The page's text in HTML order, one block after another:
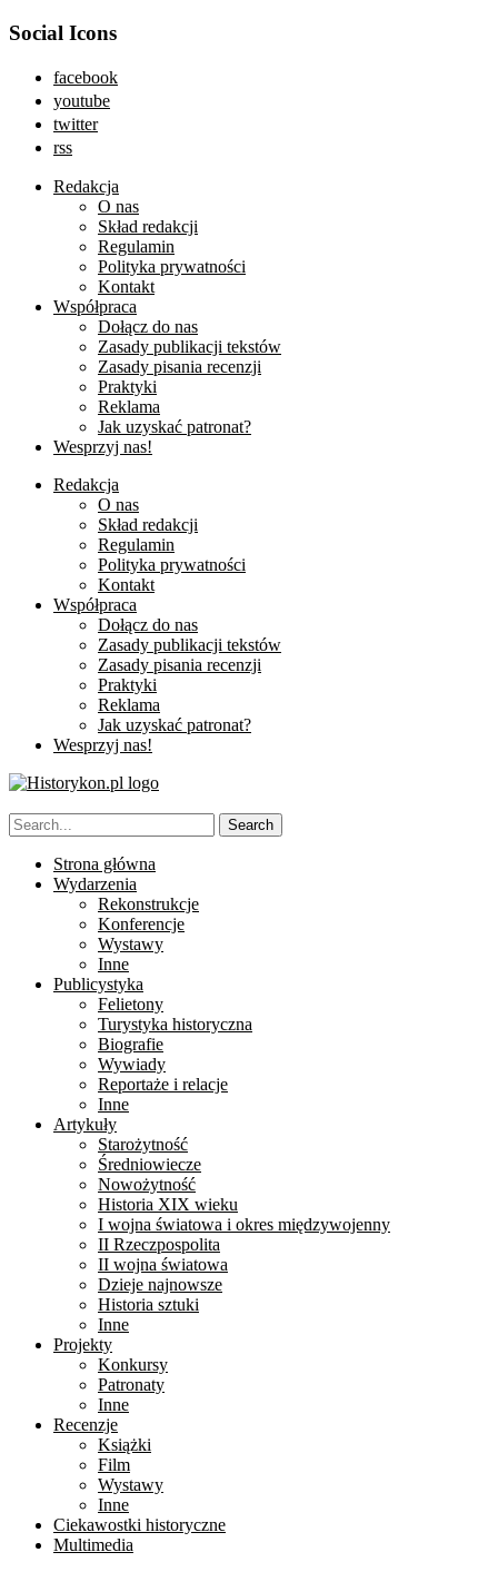
Social Icons
facebook
youtube
twitter
rss
Redakcja
O nas
Skład redakcji
Regulamin
Polityka prywatności
Kontakt
Współpraca
Dołącz do nas
Zasady publikacji tekstów
Zasady pisania recenzji
Praktyki
Reklama
Jak uzyskać patronat?
Wesprzyj nas!
Redakcja
O nas
Skład redakcji
Regulamin
Polityka prywatności
Kontakt
Współpraca
Dołącz do nas
Zasady publikacji tekstów
Zasady pisania recenzji
Praktyki
Reklama
Jak uzyskać patronat?
Wesprzyj nas!
Strona główna
Wydarzenia
Rekonstrukcje
Konferencje
Wystawy
Inne
Publicystyka
Felietony
Turystyka historyczna
Biografie
Wywiady
Reportaże i relacje
Inne
Artykuły
Starożytność
Średniowiecze
Nowożytność
Historia XIX wieku
I wojna światowa i okres międzywojenny
II Rzeczpospolita
II wojna światowa
Dzieje najnowsze
Historia sztuki
Inne
Projekty
Konkursy
Patronaty
Inne
Recenzje
Książki
Film
Wystawy
Inne
Ciekawostki historyczne
Multimedia